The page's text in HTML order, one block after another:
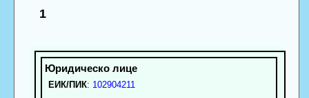
1
ЕИК/ПИК: 102904211